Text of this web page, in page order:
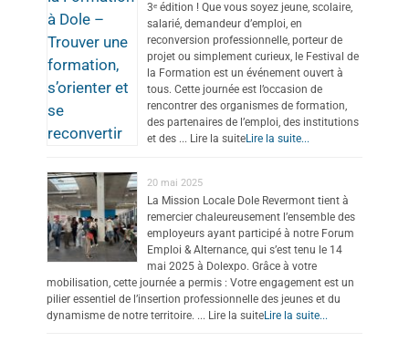
3ᵉ édition ! Que vous soyez jeune, scolaire,
salarié, demandeur d’emploi, en
reconversion professionnelle, porteur de
projet ou simplement curieux, le Festival de
la Formation est un événement ouvert à
tous. Cette journée est l’occasion de
rencontrer des organismes de formation,
des partenaires de l’emploi, des institutions
et des ... Lire la suiteLire la suite...
20 mai 2025
La Mission Locale Dole Revermont tient à
remercier chaleureusement l’ensemble des
employeurs ayant participé à notre Forum
Emploi & Alternance, qui s’est tenu le 14
mai 2025 à Dolexpo. Grâce à votre
mobilisation, cette journée a permis : Votre engagement est un
pilier essentiel de l’insertion professionnelle des jeunes et du
dynamisme de notre territoire. ... Lire la suiteLire la suite...